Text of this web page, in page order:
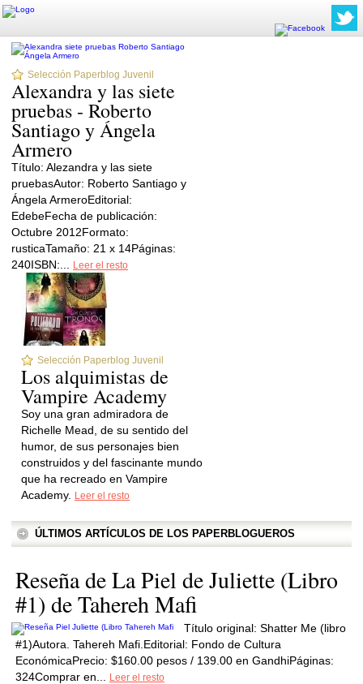
Selección Paperblog Juvenil
Alexandra y las siete
pruebas - Roberto
Santiago y Ángela
Armero
Título: Alezandra y las siete
pruebasAutor: Roberto Santiago y
Ángela ArmeroEditorial:
EdebeFecha de publicación:
Octubre 2012Formato:
rusticaTamaño: 21 x 14Páginas:
240ISBN:...
Leer el resto
Selección Paperblog Juvenil
Los alquimistas de
Vampire Academy
Soy una gran admiradora de
Richelle Mead, de su sentido del
humor, de sus personajes bien
construidos y del fascinante mundo
que ha recreado en Vampire
Academy.
Leer el resto
ÚLTIMOS ARTÍCULOS DE LOS PAPERBLOGUEROS
Reseña de La Piel de Juliette (Libro
#1) de Tahereh Mafi
Título original: Shatter Me (libro
#1)Autora. Tahereh Mafi.Editorial: Fondo de Cultura
EconómicaPrecio: $160.00 pesos / 139.00 en GandhiPáginas:
324Comprar en...
Leer el resto